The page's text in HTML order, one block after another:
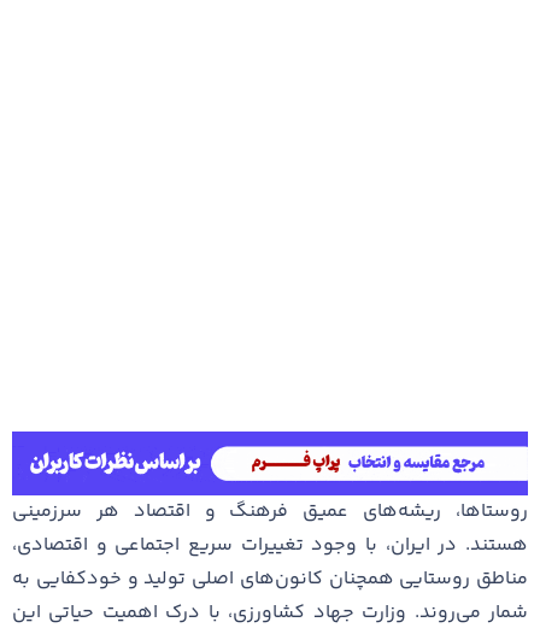
روستاها، ریشه‌های عمیق فرهنگ و اقتصاد هر سرزمینی
هستند. در ایران، با وجود تغییرات سریع اجتماعی و اقتصادی،
مناطق روستایی همچنان کانون‌های اصلی تولید و خودکفایی به
شمار می‌روند. وزارت جهاد کشاورزی، با درک اهمیت حیاتی این